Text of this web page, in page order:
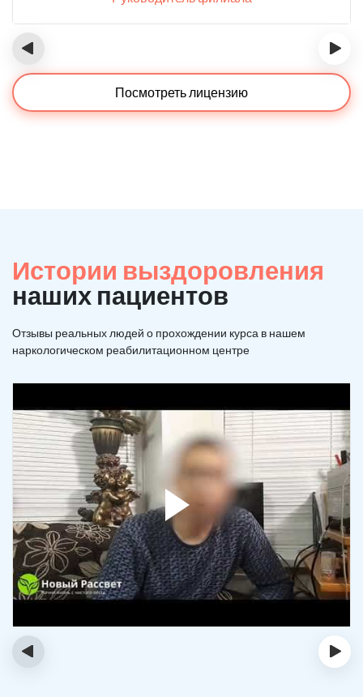
‹ ›
Посмотреть лицензию
Истории выздоровления
наших пациентов
Отзывы реальных людей о прохождении курса в нашем
наркологическом реабилитационном центре
‹ ›